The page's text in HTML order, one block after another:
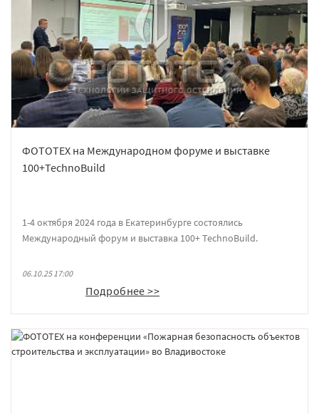
ФОТОТЕХ на Международном форуме и выставке
100+TechnoBuild
1-4 октября 2024 года в Екатеринбурге состоялись
Международный форум и выставка 100+ TechnoBuild.
06.10.25 17:00
Подробнее >>